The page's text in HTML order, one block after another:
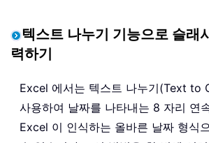
텍스트 나누기 기능으로 슬래
력하기
Excel 에서는 텍스트 나누기(Text to
사용하여 날짜를 나타내는 8 자리 연
Excel 이 인식하는 올바른 날짜 형식